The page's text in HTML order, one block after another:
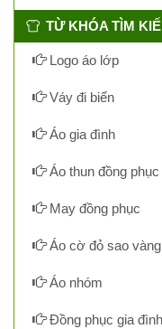
TỪ KHÓA TÌM
Logo áo lớp
Váy đi biển
Áo gia đình
Áo thun đồng phục
May đồng phục
Áo cờ đỏ sao vàng
Áo nhóm
Đồng phục gia đình